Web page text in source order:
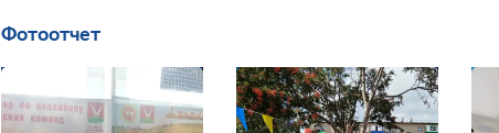
Фотоотчет